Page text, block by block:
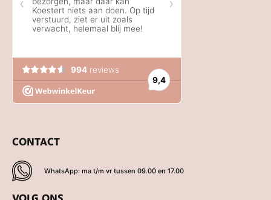
CONTACT
WhatsApp: ma t/m vr tussen 09.00 en 17.00